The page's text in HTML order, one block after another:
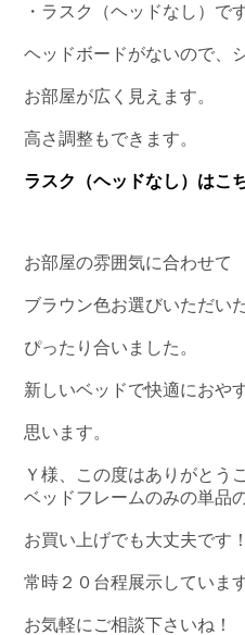
・ラスク（ヘッドなし）です
ヘッドボードがないので、
お部屋が広く見えます。
高さ調整もできます。
ラスク（ヘッドなし）はこ
お部屋の雰囲気に合わせて
ブラウン色お選びいただい
ぴったり合いました。
新しいベッドで快適におや
思います。
Ｙ様、この度はありがとう
ベッドフレームのみの単品
お買い上げでも大丈夫です！
常時２０台程展示していま
お気軽にご相談下さいね！